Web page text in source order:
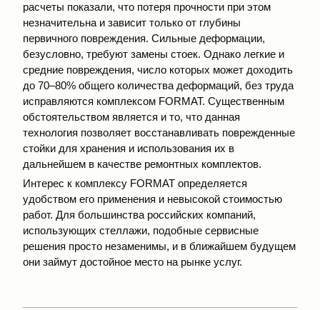
расчеты показали, что потеря прочности при этом
незначительна и зависит только от глубины
первичного повреждения. Сильные деформации,
безусловно, требуют замены стоек. Однако легкие и
средние повреждения, число которых может доходить
до 70–80% общего количества деформаций, без труда
исправляются комплексом FORMAT. Существенным
обстоятельством является и то, что данная
технология позволяет восстанавливать поврежденные
стойки для хранения и использования их в
дальнейшем в качестве ремонтных комплектов.
Интерес к комплексу FORMAT определяется
удобством его применения и невысокой стоимостью
работ. Для большинства российских компаний,
использующих стеллажи, подобные сервисные
решения просто незаменимы, и в ближайшем будущем
они займут достойное место на рынке услуг.